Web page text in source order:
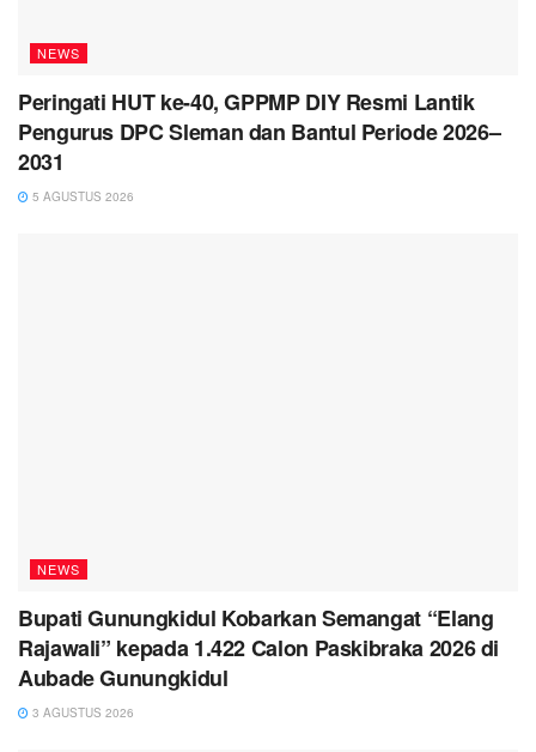
NEWS
Peringati HUT ke-40, GPPMP DIY Resmi Lantik
Pengurus DPC Sleman dan Bantul Periode 2026–
2031
5 AGUSTUS 2026
NEWS
Bupati Gunungkidul Kobarkan Semangat “Elang
Rajawali” kepada 1.422 Calon Paskibraka 2026 di
Aubade Gunungkidul
3 AGUSTUS 2026